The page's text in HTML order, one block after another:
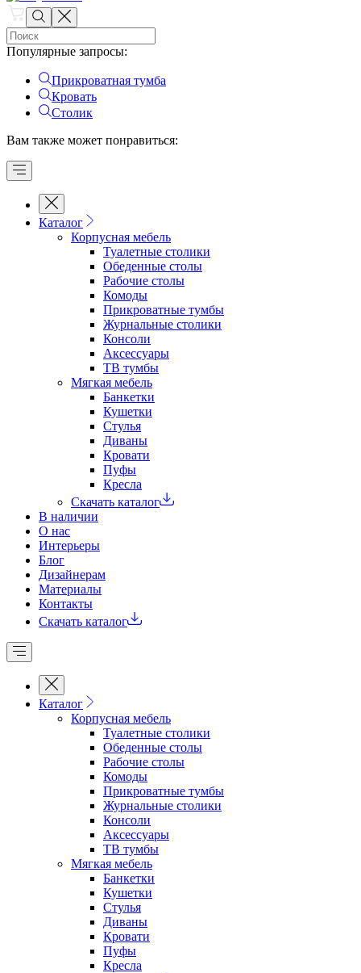
Популярные запросы:
Прикроватная тумба
Кровать
Столик
Вам также может понравиться:
Каталог
Корпусная мебель
Туалетные столики
Обеденные cтолы
Рабочие столы
Комоды
Прикроватные тумбы
Журнальные столики
Консоли
Аксессуары
ТВ тумбы
Мягкая мебель
Банкетки
Кушетки
Стулья
Диваны
Кровати
Пуфы
Кресла
Скачать каталог
В наличии
О нас
Интерьеры
Блог
Дизайнерам
Материалы
Контакты
Скачать каталог
Каталог
Корпусная мебель
Туалетные столики
Обеденные cтолы
Рабочие столы
Комоды
Прикроватные тумбы
Журнальные столики
Консоли
Аксессуары
ТВ тумбы
Мягкая мебель
Банкетки
Кушетки
Стулья
Диваны
Кровати
Пуфы
Кресла